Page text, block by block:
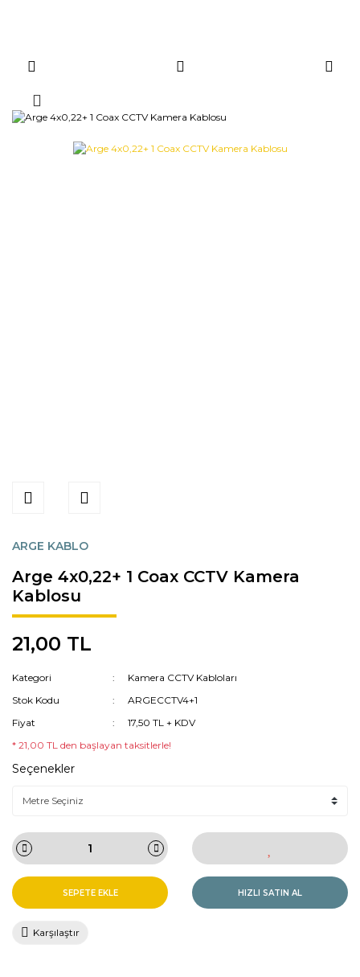
ARGE KABLO
Arge 4x0,22+ 1 Coax CCTV Kamera
Kablosu
21,00 TL
Kategori
Kamera CCTV Kabloları
Stok Kodu
ARGECCTV4+1
Fiyat
17,50 TL + KDV
* 21,00 TL den başlayan taksitlerle!
Seçenekler
SEPETE EKLE HIZLI SATIN AL
Karşılaştır